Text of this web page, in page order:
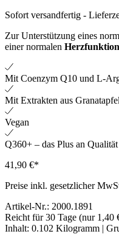
Sofort versandfertig -
Zur Unterstützung eines
einer normalen Herzfunktion
Mit Coenzym Q10 und L-
Mit Extrakten aus
Vegan
Q360+ – das Plus an Qualität
41,90 €*
Preise inkl. gesetzlicher
Artikel-Nr.: 2000.1891
Reicht für 30 Tage (nur 1,40
Inhalt: 0.102 Kilogramm |